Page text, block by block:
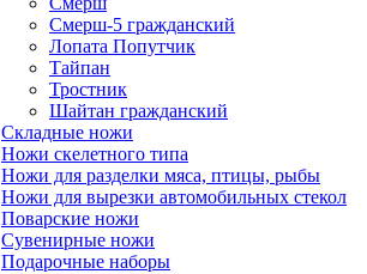
Смерш-5 гражданский
Лопата Попутчик
Тайпан
Тростник
Шайтан гражданский
Складные ножи
Ножи скелетного типа
Ножи для разделки мяса, птицы, рыбы
Ножи для вырезки автомобильных стекол
Поварские ножи
Сувенирные ножи
Подарочные наборы